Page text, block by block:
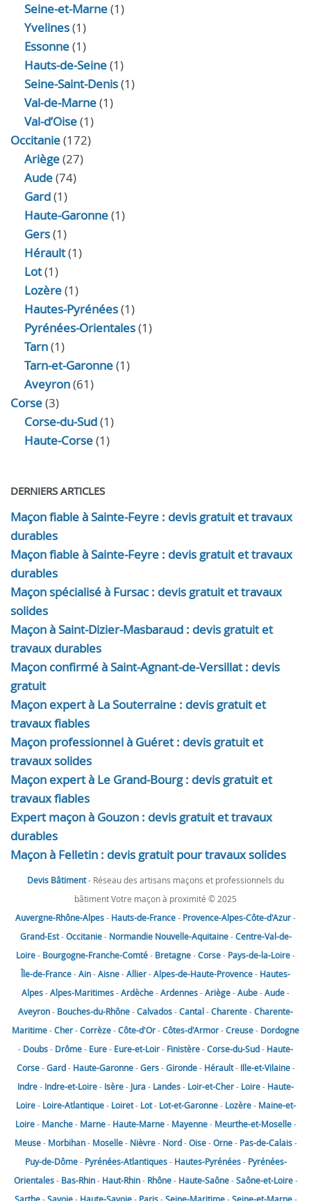
Seine-et-Marne(1)
Yvelines(1)
Essonne(1)
Hauts-de-Seine(1)
Seine-Saint-Denis(1)
Val-de-Marne(1)
Val-d’Oise(1)
Occitanie(172)
Ariège(27)
Aude(74)
Gard(1)
Haute-Garonne(1)
Gers(1)
Hérault(1)
Lot(1)
Lozère(1)
Hautes-Pyrénées(1)
Pyrénées-Orientales(1)
Tarn(1)
Tarn-et-Garonne(1)
Aveyron(61)
Corse(3)
Corse-du-Sud(1)
Haute-Corse(1)
DERNIERS ARTICLES
Maçon fiable à Sainte-Feyre : devis gratuit et travaux
durables
Maçon fiable à Sainte-Feyre : devis gratuit et travaux
durables
Maçon spécialisé à Fursac : devis gratuit et travaux
solides
Maçon à Saint-Dizier-Masbaraud : devis gratuit et
travaux durables
Maçon confirmé à Saint-Agnant-de-Versillat : devis
gratuit
Maçon expert à La Souterraine : devis gratuit et
travaux fiables
Maçon professionnel à Guéret : devis gratuit et
travaux solides
Maçon expert à Le Grand-Bourg : devis gratuit et
travaux fiables
Expert maçon à Gouzon : devis gratuit et travaux
durables
Maçon à Felletin : devis gratuit pour travaux solides
Devis Bâtiment- Réseau des artisans maçons et professionnels du
bâtiment Votre maçon à proximité © 2025
Auvergne-Rhône-Alpes- Hauts-de-France- Provence-Alpes-Côte-d'Azur-
Grand-Est-Occitanie- Normandie Nouvelle-Aquitaine-Centre-Val-de-
Loire- Bourgogne-Franche-Comté- Bretagne-Corse- Pays-de-la-Loire-
Île-de-France-Ain-Aisne-Allier-Alpes-de-Haute-Provence- Hautes-
Alpes-Alpes-Maritimes-Ardèche-Ardennes-Ariège-Aube-Aude-
Aveyron- Bouches-du-Rhône-Calvados-Cantal-Charente-Charente-
Maritime-Cher-Corrèze-Côte-d'Or-Côtes-d'Armor-Creuse- Dordogne
- Doubs- Drôme- Eure- Eure-et-Loir- Finistère-Corse-du-Sud- Haute-
Corse-Gard- Haute-Garonne-Gers-Gironde- Hérault- Ille-et-Vilaine-
Indre- Indre-et-Loire- Isère- Jura- Landes- Loir-et-Cher- Loire- Haute-
Loire- Loire-Atlantique- Loiret- Lot- Lot-et-Garonne- Lozère- Maine-et-
Loire- Manche- Marne- Haute-Marne- Mayenne- Meurthe-et-Moselle-
Meuse- Morbihan- Moselle- Nièvre- Nord-Oise-Orne- Pas-de-Calais-
Puy-de-Dôme- Pyrénées-Atlantiques- Hautes-Pyrénées- Pyrénées-
Orientales- Bas-Rhin- Haut-Rhin- Rhône- Haute-Saône-Saône-et-Loire-